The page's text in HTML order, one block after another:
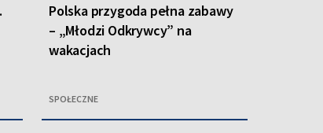
Polska przygoda pełna zabawy
– „Młodzi Odkrywcy” na
wakacjach
SPOŁECZNE